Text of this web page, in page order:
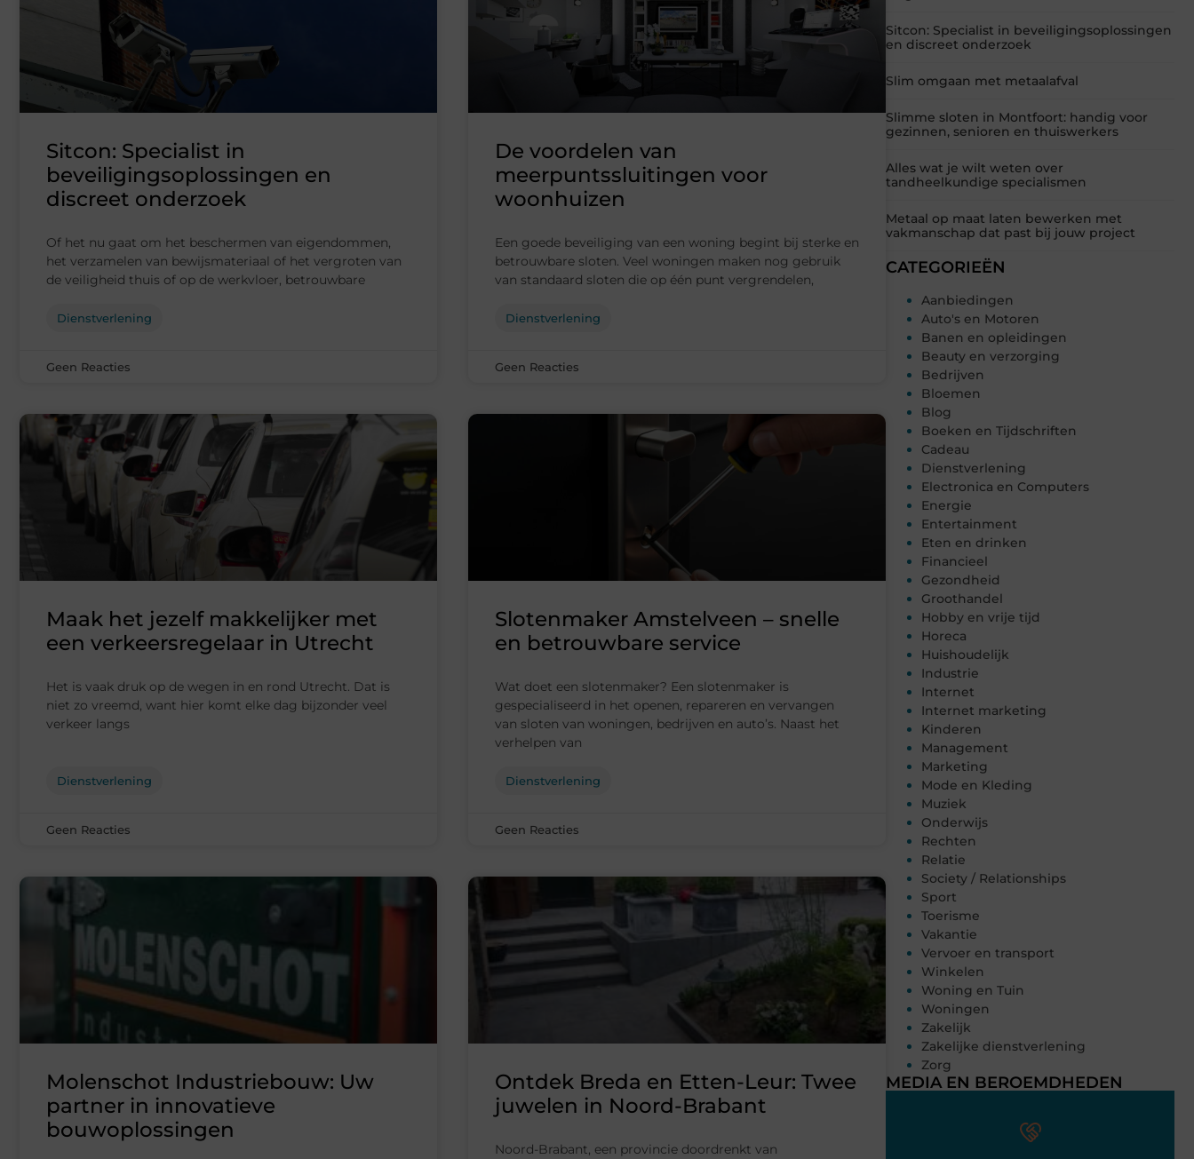
Sitcon: Specialist in beveiligingsoplossingen
en discreet onderzoek
Slim omgaan met metaalafval
Slimme sloten in Montfoort: handig voor
gezinnen, senioren en thuiswerkers
Alles wat je wilt weten over
tandheelkundige specialismen
Metaal op maat laten bewerken met
vakmanschap dat past bij jouw project
CATEGORIEËN
Aanbiedingen
Auto's en Motoren
Banen en opleidingen
Beauty en verzorging
Bedrijven
Bloemen
Blog
Boeken en Tijdschriften
Cadeau
Dienstverlening
Electronica en Computers
Energie
Entertainment
Eten en drinken
Financieel
Gezondheid
Groothandel
Hobby en vrije tijd
Horeca
Huishoudelijk
Industrie
Internet
Internet marketing
Kinderen
Management
Marketing
Mode en Kleding
Muziek
Onderwijs
Rechten
Relatie
Society / Relationships
Sport
Toerisme
Vakantie
Vervoer en transport
Winkelen
Woning en Tuin
Woningen
Zakelijk
Zakelijke dienstverlening
Zorg
MEDIA EN BEROEMDHEDEN
Sitcon: Specialist in
beveiligingsoplossingen en
discreet onderzoek
Of het nu gaat om het beschermen van eigendommen,
het verzamelen van bewijsmateriaal of het vergroten van
de veiligheid thuis of op de werkvloer, betrouwbare
Dienstverlening
Geen Reacties
De voordelen van
meerpuntssluitingen voor
woonhuizen
Een goede beveiliging van een woning begint bij sterke en
betrouwbare sloten. Veel woningen maken nog gebruik
van standaard sloten die op één punt vergrendelen,
Dienstverlening
Geen Reacties
Maak het jezelf makkelijker met
een verkeersregelaar in Utrecht
Het is vaak druk op de wegen in en rond Utrecht. Dat is
niet zo vreemd, want hier komt elke dag bijzonder veel
verkeer langs
Dienstverlening
Geen Reacties
Slotenmaker Amstelveen – snelle
en betrouwbare service
Wat doet een slotenmaker? Een slotenmaker is
gespecialiseerd in het openen, repareren en vervangen
van sloten van woningen, bedrijven en auto’s. Naast het
verhelpen van
Dienstverlening
Geen Reacties
Molenschot Industriebouw: Uw
partner in innovatieve
bouwoplossingen
Ontdek Breda en Etten-Leur: Twee
juwelen in Noord-Brabant
Noord-Brabant, een provincie doordrenkt van